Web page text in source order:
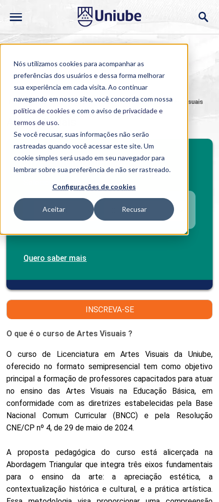
Nós utilizamos cookies para acompanhar as
preferências dos usuários e dessa forma melhorar
sua experiência em cada visita. Ao continuar
navegando em nosso site, você concorda com nossa
política de cookies e com o aviso deprivacidade e
termos de uso.
Se você recusar, suas informações não serão
rastreadas quando você acessar este site. Um
cookie simples será usado em seu navegador para
lembrar sobre sua preferência de não ser rastreado.
Configurações de cookies
Aceitar Recusar
Home > Cursos > Semipresencial > Graduação >Artes Visuais
Artes Visuais
Investimento mensal
Selecione o polo
Quero saber mais
INSCREVA-SE
O que é o curso de Artes Visuais ?
O curso de Licenciatura em Artes Visuais da Uniube,
oferecido no formato semipresencial tem como objetivo
principal a formação de professores capacitados para atuar
no ensino das Artes Visuais na Educação Básica, em
conformidade com as diretrizes estabelecidas pela Base
Nacional Comum Curricular (BNCC) e pela Resolução
CNE/CP nº 4, de 29 de maio de 2024.
A proposta pedagógica do curso está alicerçada na
Abordagem Triangular que integra três eixos fundamentais
para o ensino da arte: a apreciação estética, a
contextualização histórica e cultural, e a prática artística.